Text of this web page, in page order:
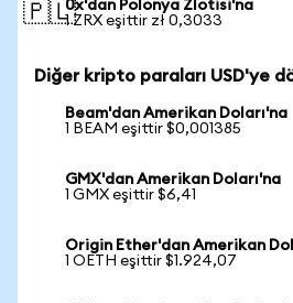
🇵🇱0x'dan Polonya Zlotisi'na
1 ZRX eşittir zł 0,3033
Diğer kripto paraları USD'ye
Beam'dan Amerikan Doları'na
1 BEAM eşittir $0,001385
GMX'dan Amerikan Doları'na
1 GMX eşittir $6,41
Origin Ether'dan Amerikan
1 OETH eşittir $1.924,07